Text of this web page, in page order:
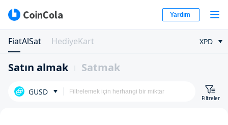
Yardım
FiatAlSat HediyeKart XPD
Satın almak Satmak
GUSD
Filtreler